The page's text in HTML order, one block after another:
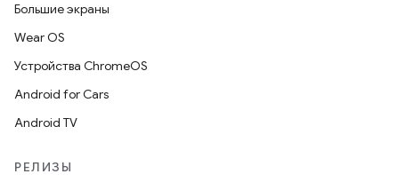
Большие экраны
Wear OS
Устройства ChromeOS
Android for Cars
Android TV
РЕЛИЗЫ